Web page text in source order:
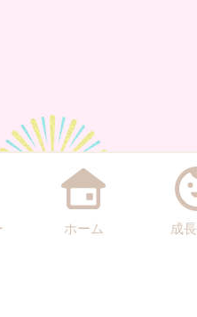
ホーム 成